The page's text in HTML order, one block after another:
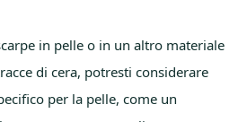
in pelle o in un altro materiale
di cera, potresti considerare
per la pelle, come un